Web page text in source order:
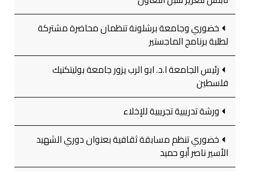
خضوري وجامعة برشلونة تنظمان محاضرة مشتركة
لطلبة برنامج الماجستير
رئيس الجامعة ا.د. ابو الرب يزور جامعة بوليتكنيك
فلسطين
ورشة تدريبية تجريبية للإخلاء
خضوري تنظم مسابقة ثقافية بعنوان دوري الشهيد
الأسير ناصر أبو حميد